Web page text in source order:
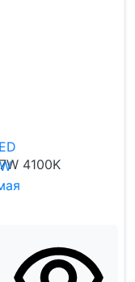
4100K